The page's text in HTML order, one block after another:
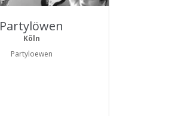
Partylöwen
Köln
Partyloewen